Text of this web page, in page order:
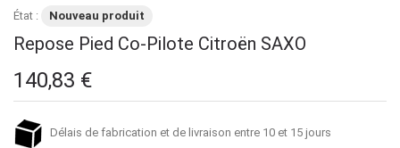
État : Nouveau produit
Repose Pied Co-Pilote Citroën SAXO
140,83 €
Délais de fabrication et de livraison entre 10 et 15 jours